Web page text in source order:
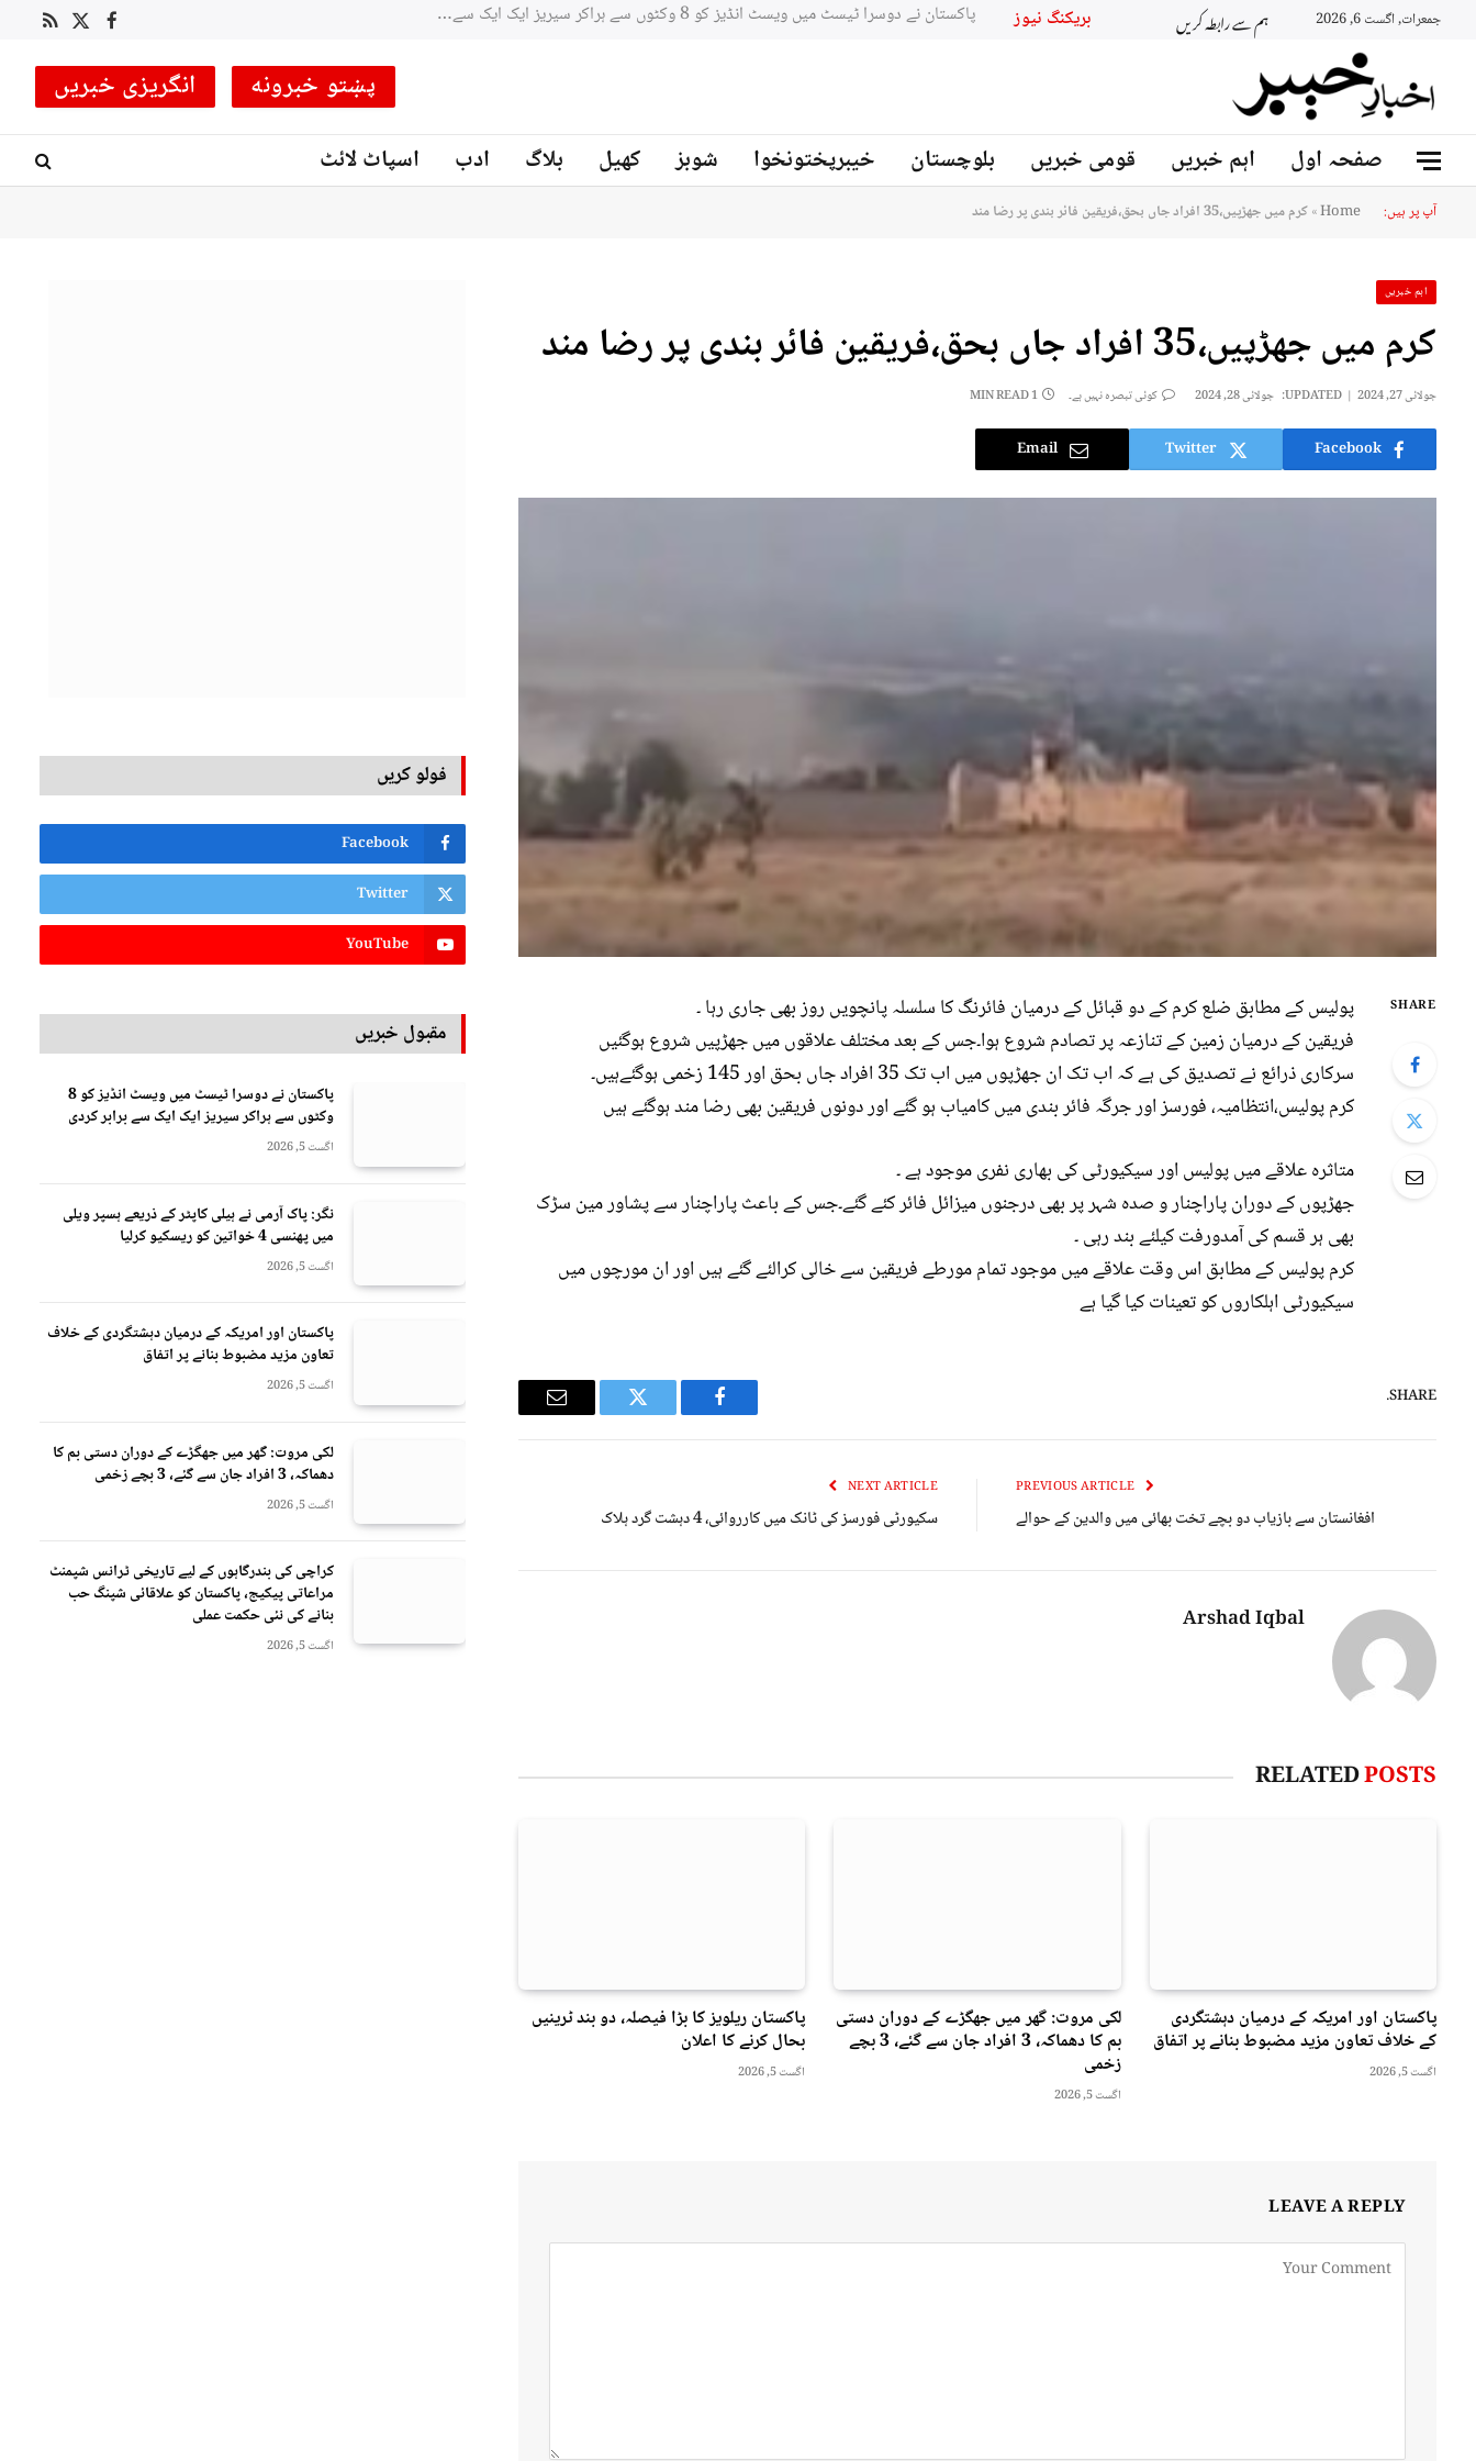
جمعرات, اگست 6, 2026 ہم سے رابطہ کریں بریکنگ نیوز Facebook
X
RSS
پښتو خبرونه انگریزی خبریں
صفحہ اول اہم خبریں قومی خبریں بلوچستان خیبرپختونخوا شوبز کھیل بلاگ ادب اسپاٹ لائٹ
آپ پر ہیں: Home
»کرم میں جھڑپیں،35 افراد جاں بحق،فریقین فائر بندی پر رضا مند
اہم خبریں
کرم میں جھڑپیں،35 افراد جاں بحق،فریقین فائر بندی پر رضا مند
جولائی 27, 2024 UPDATED: جولائی 28, 2024 کوئی تبصرہ نہیں ہے۔ 1 MIN READ
Facebook
Twitter
Email
SHARE
پولیس کے مطابق ضلع کرم کے دو قبائل کے درمیان فائرنگ کا سلسلہ پانچویں روز بھی جاری رہا ۔
فریقین کے درمیان زمین کے تنازعہ پر تصادم شروع ہوا۔جس کے بعد مختلف علاقوں میں جھڑپیں شروع ہوگئیں
سرکاری ذرائع نے تصدیق کی ہے کہ اب تک ان جھڑپوں میں اب تک 35 افراد جاں بحق اور 145 زخمی ہوگئےہیں۔
کرم پولیس،انتظامیہ، فورسز اور جرگہ فائر بندی میں کامیاب ہو گئے اور دونوں فریقین بھی رضا مند ہوگئے ہیں
متاثرہ علاقے میں پولیس اور سیکیورٹی کی بھاری نفری موجود ہے ۔
جھڑپوں کے دوران پاراچنار و صدہ شہر پر بھی درجنوں میزائل فائر کئے گئے۔جس کے باعث پاراچنار سے پشاور مین سڑک
بھی ہر قسم کی آمدورفت کیلئے بند رہی ۔
کرم پولیس کے مطابق اس وقت علاقے میں موجود تمام مورطے فریقین سے خالی کرالئے گئے ہیں اور ان مورچوں میں
سیکیورٹی اہلکاروں کو تعینات کیا گیا ہے
SHARE.
Facebook
Twitter
Email
افغانستان سے بازیاب دو بچے تخت بھائی میں والدین کے حوالے
NEXT ARTICLE
سکیورٹی فورسز کی ٹانک میں کارروائی، 4 دہشت گرد ہلاک
Arshad Iqbal
RELATEDPOSTS
پاکستان اور امریکہ کے درمیان دہشتگردی
کے خلاف تعاون مزید مضبوط بنانے پر اتفاق
اگست 5, 2026
لکی مروت: گھر میں جھگڑے کے دوران دستی
بم کا دھماکہ، 3 افراد جان سے گئے، 3 بچے
زخمی
اگست 5, 2026
پاکستان ریلویز کا بڑا فیصلہ، دو بند ٹرینیں
بحال کرنے کا اعلان
اگست 5, 2026
LEAVE A REPLY
فولو کریں
Facebook
Twitter
YouTube
مقبول خبریں
پاکستان نے دوسرا ٹیسٹ میں ویسٹ انڈیز کو 8
وکٹوں سے ہراکر سیریز ایک ایک سے برابر کردی
اگست 5, 2026
نگر: پاک آرمی نے ہیلی کاپٹر کے ذریعے ہسپر ویلی
میں پھنسی 4 خواتین کو ریسکیو کرلیا
اگست 5, 2026
پاکستان اور امریکہ کے درمیان دہشتگردی کے خلاف
تعاون مزید مضبوط بنانے پر اتفاق
اگست 5, 2026
لکی مروت: گھر میں جھگڑے کے دوران دستی بم کا
دھماکہ، 3 افراد جان سے گئے، 3 بچے زخمی
اگست 5, 2026
کراچی کی بندرگاہوں کے لیے تاریخی ٹرانس شپمنٹ
مراعاتی پیکیج، پاکستان کو علاقائی شپنگ حب
بنانے کی نئی حکمت عملی
اگست 5, 2026